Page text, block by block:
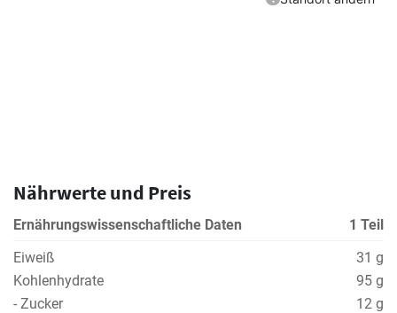
Nährwerte und Preis
Ernährungswissenschaftliche Daten
1 Teil
Eiweiß
31 g
Kohlenhydrate
95 g
- Zucker
12 g